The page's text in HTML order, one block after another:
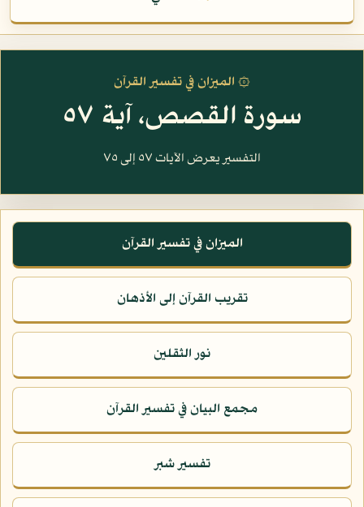
۞ الميزان في تفسير القرآن
سورة القصص، آية ٥٧
التفسير يعرض الآيات ٥٧ إلى ٧٥
الميزان في تفسير القرآن
تقريب القرآن إلى الأذهان
نور الثقلين
مجمع البيان في تفسير القرآن
تفسير شبر